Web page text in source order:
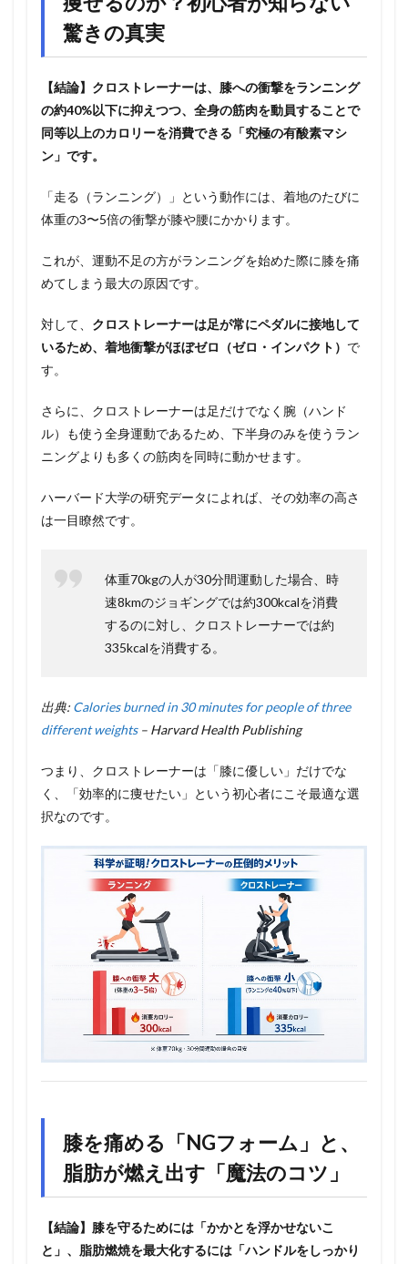
驚きの真実
【結論】クロストレーナーは、膝への衝撃をランニング
の約40%以下に抑えつつ、全身の筋肉を動員することで
同等以上のカロリーを消費できる「究極の有酸素マシ
ン」です。
「走る（ランニング）」という動作には、着地のたびに
体重の3〜5倍の衝撃が膝や腰にかかります。
これが、運動不足の方がランニングを始めた際に膝を痛
めてしまう最大の原因です。
対して、 クロストレーナーは足が常にペダルに接地して
いるため、着地衝撃がほぼゼロ（ゼロ・インパクト） で
す。
さらに、クロストレーナーは足だけでなく腕（ハンド
ル）も使う全身運動であるため、下半身のみを使うラン
ニングよりも多くの筋肉を同時に動かせます。
ハーバード大学の研究データによれば、その効率の高さ
は一目瞭然です。
体重70kgの人が30分間運動した場合、時
速8kmのジョギングでは約300kcalを消費
するのに対し、クロストレーナーでは約
335kcalを消費する。
出典: Calories burned in 30 minutes for people of three
different weights– Harvard Health Publishing
つまり、クロストレーナーは「膝に優しい」だけでな
く、「効率的に痩せたい」という初心者にこそ最適な選
択なのです。
膝を痛める「NGフォーム」と、
脂肪が燃え出す「魔法のコツ」
【結論】膝を守るためには「かかとを浮かせないこ
と」、脂肪燃焼を最大化するには「ハンドルをしっかり